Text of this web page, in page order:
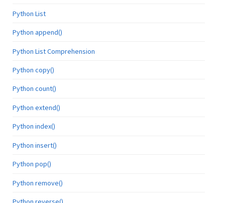
Python List
Python append()
Python List Comprehension
Python copy()
Python count()
Python extend()
Python index()
Python insert()
Python pop()
Python remove()